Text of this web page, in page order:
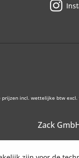
prijzen incl. wettelijke btw excl.
Zack